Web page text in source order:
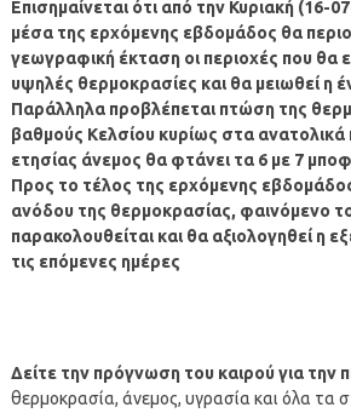
Επισημαίνεται ότι από την Κυριακή (16-
μέσα της ερχόμενης εβδομάδος θα
γεωγραφική έκταση οι περιοχές που θα
υψηλές θερμοκρασίες και θα μειωθεί η
Παράλληλα προβλέπεται πτώση της
βαθμούς Κελσίου κυρίως στα ανατολικά
ετησίας άνεμος θα φτάνει τα 6 με 7
Προς το τέλος της ερχόμενης
ανόδου της θερμοκρασίας, φαινόμενο
παρακολουθείται και θα αξιολογηθεί η
τις επόμενες ημέρες
Δείτε την πρόγνωση του καιρού για την
θερμοκρασία, άνεμος, υγρασία και όλα τα